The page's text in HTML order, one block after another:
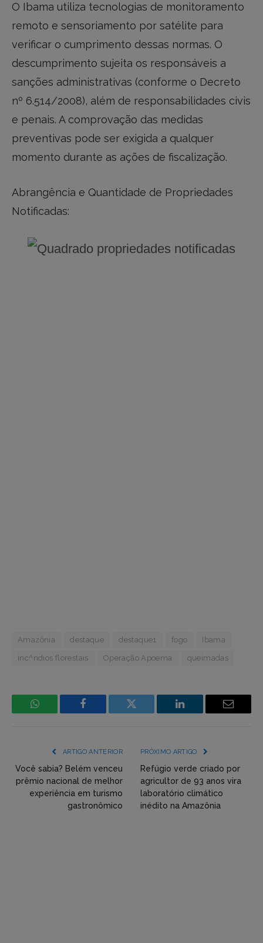
O Ibama utiliza tecnologias de monitoramento
remoto e sensoriamento por satélite para
verificar o cumprimento dessas normas. O
descumprimento sujeita os responsáveis a
sanções administrativas (conforme o Decreto
nº 6.514/2008), além de responsabilidades civis
e penais. A comprovação das medidas
preventivas pode ser exigida a qualquer
momento durante as ações de fiscalização.
Abrangência e Quantidade de Propriedades
Notificadas:
Amazônia destaque destaque1 fogo Ibama
inc^ndios florestais Operação Apoema queimadas
WhatsApp Facebook
Incorpore
(YouTube,
Twitter,
Flickr
etc)
LinkedIn Email
ARTIGO ANTERIOR
Você sabia? Belém venceu
prêmio nacional de melhor
experiência em turismo
gastronômico
PRÓXIMO ARTIGO
Refúgio verde criado por
agricultor de 93 anos vira
laboratório climático
inédito na Amazônia